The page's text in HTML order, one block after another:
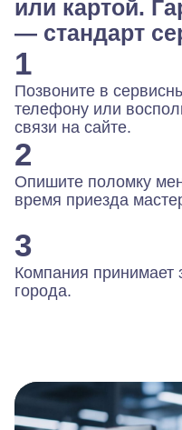
или картой.
— стандарт
1
Позвоните в
телефону или
связи на сайте.
2
Опишите поломку
время приезда
3
Компания принимает
города.